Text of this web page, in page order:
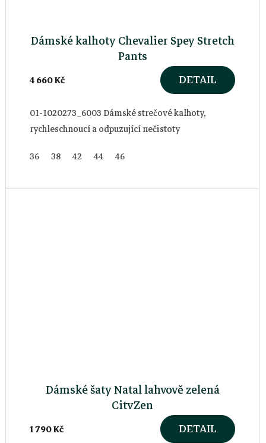
Dámské kalhoty Chevalier Spey Stretch
Pants
4 660 Kč DETAIL
01-1020273_6003 Dámské strečové kalhoty,
rychleschnoucí a odpuzující nečistoty
36
38 42 44 46
Dámské šaty Natal lahvově zelená
CityZen
1 790 Kč DETAIL